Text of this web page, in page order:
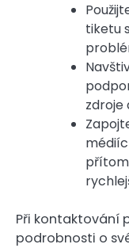
tiketu
zdroje
Při kontaktování
podrobnosti o